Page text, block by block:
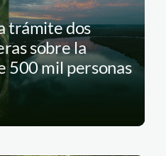
trámite dos
sobre la
500 mil personas